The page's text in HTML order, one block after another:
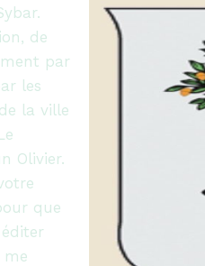
de
par
les
la ville
Olivier.
que
me